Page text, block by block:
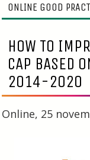
ONLINE GOOD
HOW TO
CAP BASED
2014-2020
Online, 25